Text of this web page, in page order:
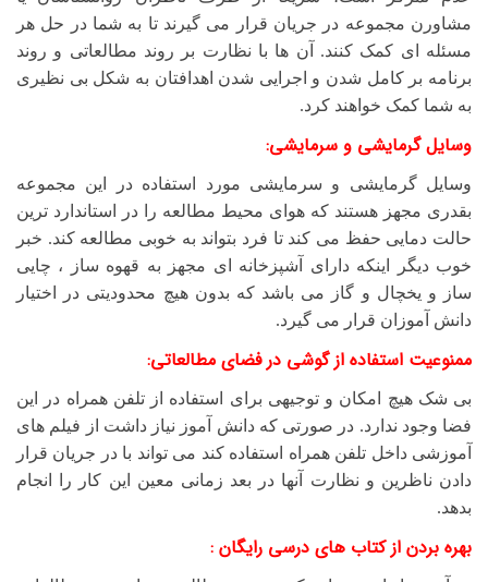
مشاورن مجموعه در جریان قرار می گیرند تا به شما در حل هر
مسئله ای کمک کنند. آن ها با نظارت بر روند مطالعاتی و روند
برنامه بر کامل شدن و اجرایی شدن اهدافتان به شکل بی نظیری
به شما کمک خواهند کرد.
وسایل گرمایشی و سرمایشی:
وسایل گرمایشی و سرمایشی مورد استفاده در این مجموعه
بقدری مجهز هستند که هوای محیط مطالعه را در استاندارد ترین
حالت دمایی حفظ می کند تا فرد بتواند به خوبی مطالعه کند‌. خبر
خوب دیگر اینکه دارای آشپزخانه ای مجهز به قهوه ساز ، چایی
ساز و یخچال و گاز می باشد که بدون هیچ محدودیتی در اختیار
دانش آموزان قرار می گیرد.
ممنوعیت استفاده از گوشی در فضای مطالعاتی:
بی شک هیچ امکان و توجیهی برای استفاده از تلفن همراه در این
فضا وجود ندارد. در صورتی که دانش آموز نیاز داشت از فیلم های
آموزشی داخل تلفن همراه استفاده کند می تواند با در جریان قرار
دادن ناظرین و نظارت آنها در بعد زمانی معین این کار را انجام
بدهد.
بهره بردن از کتاب های درسی رایگان :